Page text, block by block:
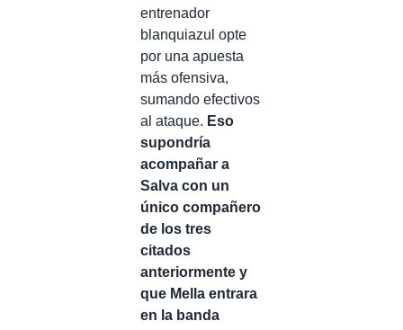
entrenador
blanquiazul opte
por una apuesta
más ofensiva,
sumando efectivos
al ataque. Eso
supondría
acompañar a
Salva con un
único compañero
de los tres
citados
anteriormente y
que Mella entrara
en la banda